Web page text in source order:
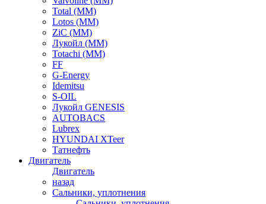
Total (ММ)
Lotos (ММ)
ZiC (ММ)
Лукойл (ММ)
Totachi (MM)
FF
G-Energy
Idemitsu
S-OIL
Лукойл GENESIS
AUTOBACS
Lubrex
HYUNDAI XTeer
Татнефть
Двигатель
Двигатель
назад
Сальники, уплотнения